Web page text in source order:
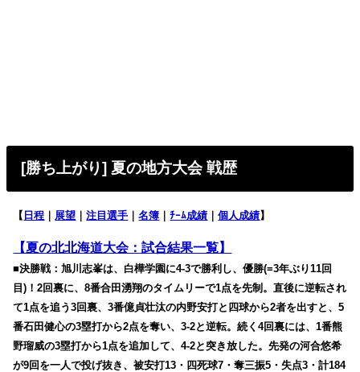
[勝ち上がり] 夏の地方大会 戦歴
【 日程 展望 ｜注目選手 ｜名簿 ｜ﾁｰﾑ成績 ｜個人成績】
【夏の北北海道大会：試合結果一覧】
■決勝戦：旭川志峯は、白樺学園に4-3で勝利し、優勝(=3年ぶり11回
目)！2回裏に、8番合田湧翔のタイムリーで1点を先制。直後に逆転され
て1点を追う3回裏、3番億貞壮汰の内野安打と四球から2者を出すと、5
番石田健心の3塁打から2点を奪い、3-2と逆転。続く4回裏には、1番熊
野瑠威の3塁打から1点を追加して、4-2と突き放した。先発の河合悠希
が9回を一人で投げ抜き、被安打13・四死球7・奪三振5・失点3・計184